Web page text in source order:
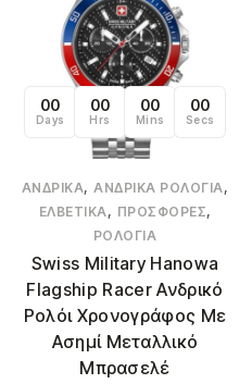
00
Days
00
Hrs
00
Mins
00
Secs
ΑΝΔΡΙΚΆ,ΑΝΔΡΙΚΆ ΡΟΛΌΓΙΑ ,
ΕΛΒΕΤΙΚΆ , ΠΡΟΣΦΟΡΈΣ,
ΡΟΛΌΓΙΑ
Swiss Military Hanowa
Flagship Racer Ανδρικό
Ρολόι Χρονογράφος Με
Ασημί Μεταλλικό
Μπρασελέ